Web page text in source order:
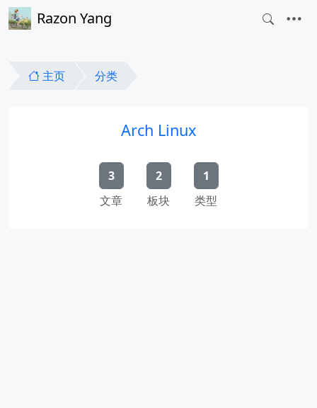
Razon Yang
主页 分类
Arch Linux
3
文章
2
板块
1
类型